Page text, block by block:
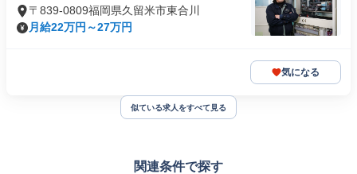
〒839-0809福岡県久留米市東合川
月給22万円～27万円
気になる
似ている求人をすべて見る
関連条件で探す